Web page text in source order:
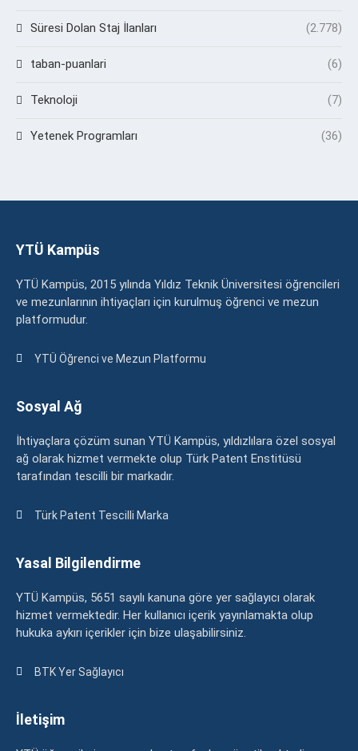
Süresi Dolan Staj İlanları (2.778)
taban-puanlari (6)
Teknoloji (7)
Yetenek Programları (36)
YTÜ Kampüs
YTÜ Kampüs, 2015 yılında Yıldız Teknik Üniversitesi öğrencileri
ve mezunlarının ihtiyaçları için kurulmuş öğrenci ve mezun
platformudur.
YTÜ Öğrenci ve Mezun Platformu
Sosyal Ağ
İhtiyaçlara çözüm sunan YTÜ Kampüs, yıldızlılara özel sosyal
ağ olarak hizmet vermekte olup Türk Patent Enstitüsü
tarafından tescilli bir markadır.
Türk Patent Tescilli Marka
Yasal Bilgilendirme
YTÜ Kampüs, 5651 sayılı kanuna göre yer sağlayıcı olarak
hizmet vermektedir. Her kullanıcı içerik yayınlamakta olup
hukuka aykırı içerikler için bize ulaşabilirsiniz.
BTK Yer Sağlayıcı
İletişim